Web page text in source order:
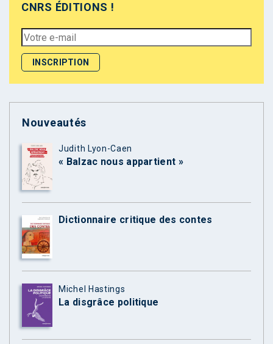
CNRS ÉDITIONS !
Nouveautés
Judith Lyon-Caen
« Balzac nous appartient »
Dictionnaire critique des contes
Michel Hastings
La disgrâce politique